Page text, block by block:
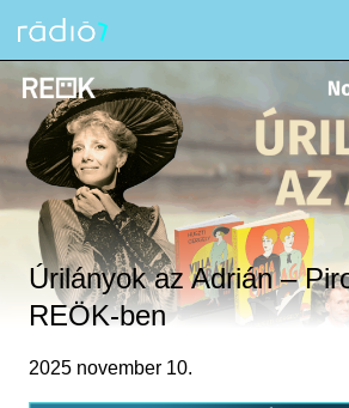
content
Úrilányok az Adrián –
REÖK-ben
2025 november 10.